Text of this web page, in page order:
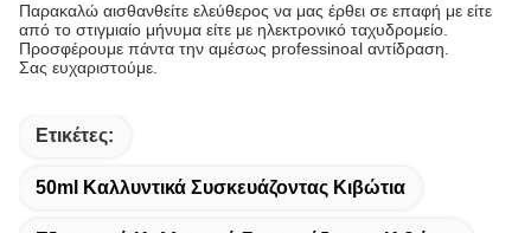
Παρακαλώ αισθανθείτε ελεύθερος να μας έρθει σε επαφή με είτε
από το στιγμιαίο μήνυμα είτε με ηλεκτρονικό ταχυδρομείο.
Προσφέρουμε πάντα την αμέσως professinoal αντίδραση.
Σας ευχαριστούμε.
Ετικέτες:
50ml Καλλυντικά Συσκευάζοντας Κιβώτια